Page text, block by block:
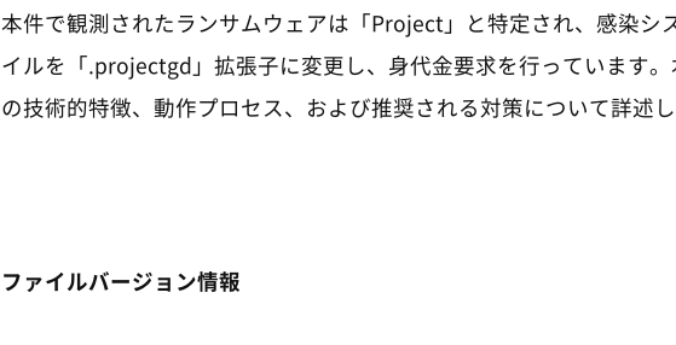
本件で観測されたランサムウェアは「Project」と特定され、感染シ
イルを「.projectgd」拡張子に変更し、身代金要求を行っています。
の技術的特徴、動作プロセス、および推奨される対策について詳述し
ファイルバージョン情報